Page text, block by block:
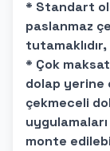
* Standart
paslanmaz
tutamaklıdır,
* Çok
dolap yerine
çekmeceli
monte